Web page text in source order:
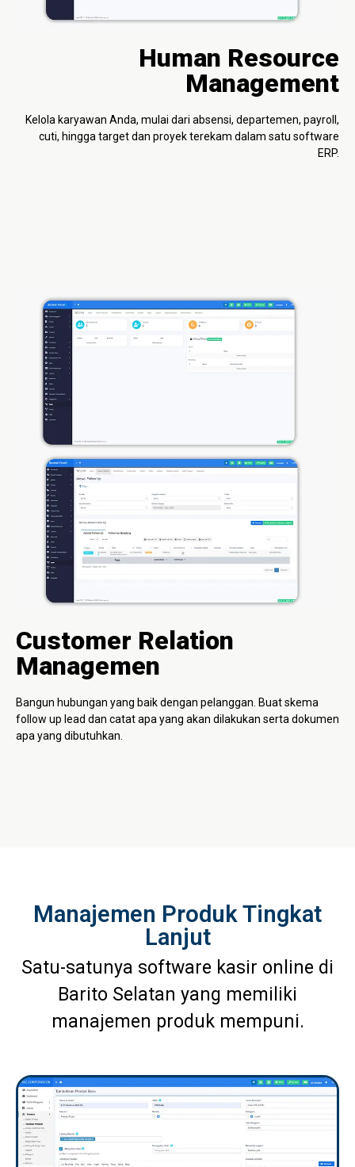
Human Resource
Management
Kelola karyawan Anda, mulai dari absensi, departemen, payroll,
cuti, hingga target dan proyek terekam dalam satu software
ERP.
Customer Relation
Managemen
Bangun hubungan yang baik dengan pelanggan. Buat skema
follow up lead dan catat apa yang akan dilakukan serta dokumen
apa yang dibutuhkan.
Manajemen Produk Tingkat
Lanjut
Satu-satunya software kasir online di
Barito Selatan yang memiliki
manajemen produk mempuni.